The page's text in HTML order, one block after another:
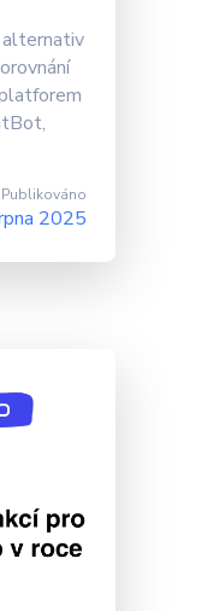
Publikováno
2025